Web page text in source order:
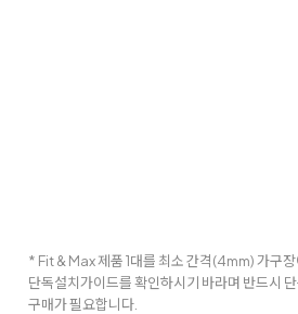
* Fit & Max 제품 1대를 최소 간격(4mm) 가구장
단독설치가이드를 확인하시기 바라며 반드시
구매가 필요합니다.